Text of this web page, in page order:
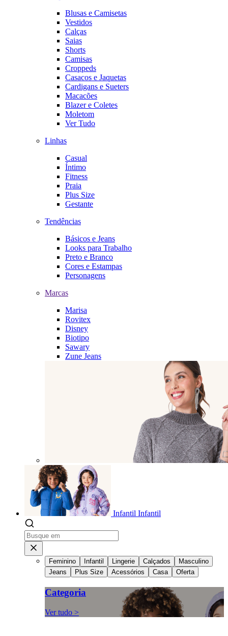
Blusas e Camisetas
Vestidos
Calças
Saias
Shorts
Camisas
Croppeds
Casacos e Jaquetas
Cardigans e Sueters
Macacões
Blazer e Coletes
Moletom
Ver Tudo
Linhas
Casual
Íntimo
Fitness
Praia
Plus Size
Gestante
Tendências
Básicos e Jeans
Looks para Trabalho
Preto e Branco
Cores e Estampas
Personagens
Marcas
Marisa
Rovitex
Disney
Biotipo
Sawary
Zune Jeans
Infantil Infantil
Feminino Infantil Lingerie Calçados
Masculino
Jeans
Plus Size Acessórios Casa Oferta
Categoria
Ver tudo >